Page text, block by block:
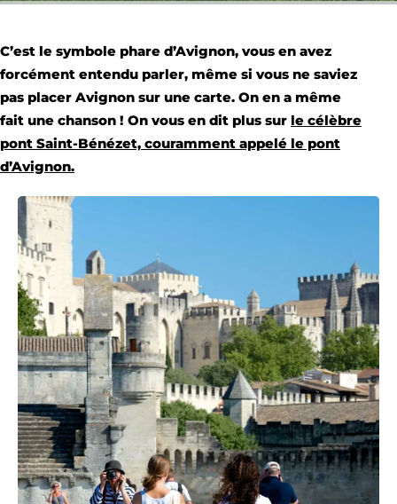
C’est le symbole phare d’Avignon, vous en avez
forcément entendu parler, même si vous ne saviez
pas placer Avignon sur une carte. On en a même
fait une chanson ! On vous en dit plus sur le célèbre
pont Saint-Bénézet, couramment appelé le pont
d’Avignon.